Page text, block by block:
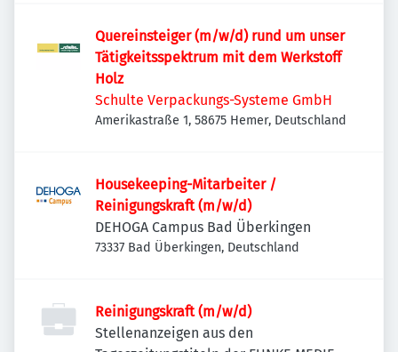
Quereinsteiger (m/w/d) rund um unser
Tätigkeitsspektrum mit dem Werkstoff
Holz
Schulte Verpackungs-Systeme GmbH
Amerikastraße 1, 58675 Hemer, Deutschland
Housekeeping-Mitarbeiter /
Reinigungskraft (m/w/d)
DEHOGA Campus Bad Überkingen
73337 Bad Überkingen, Deutschland
Reinigungskraft (m/w/d)
Stellenanzeigen aus den